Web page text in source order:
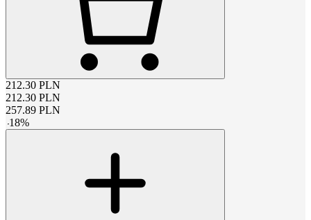
212.30 PLN
212.30 PLN
257.89 PLN
-18%